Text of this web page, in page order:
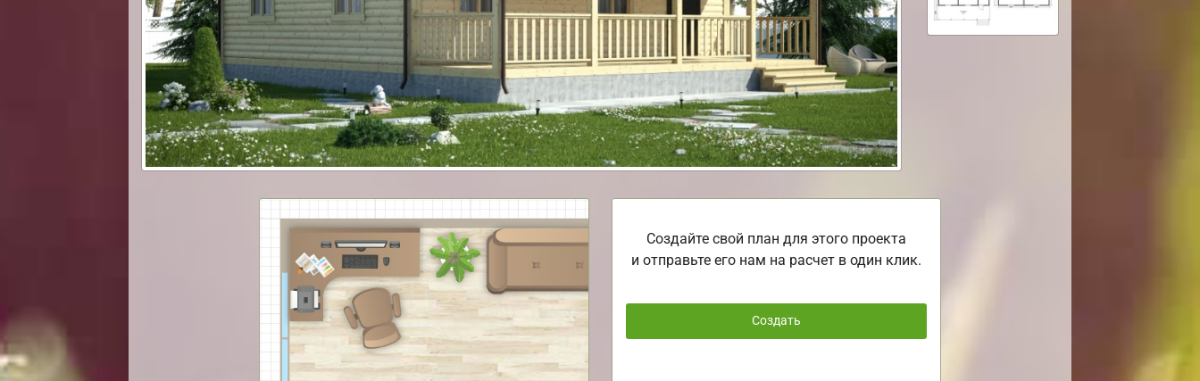
Создайте свой план для этого проекта
и отправьте его нам на расчет в один клик.
Создать